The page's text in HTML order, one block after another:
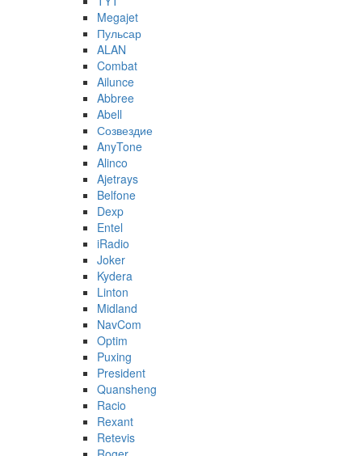
Megajet
Пульсар
ALAN
Combat
Ailunce
Abbree
Abell
Созвездие
AnyTone
Alinco
Ajetrays
Belfone
Dexp
Entel
iRadio
Joker
Kydera
Linton
Midland
NavCom
Optim
Puxing
President
Quansheng
Racio
Rexant
Retevis